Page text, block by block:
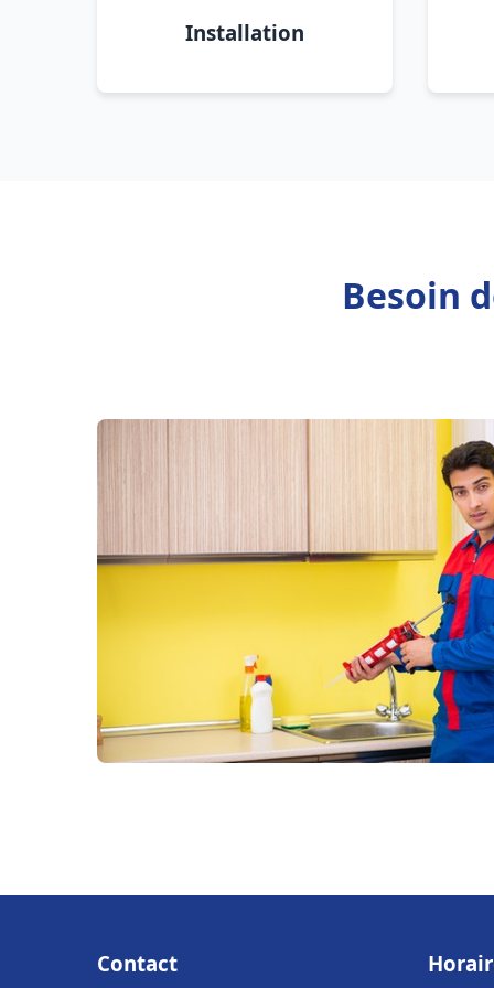
Installation
Besoin
Contact